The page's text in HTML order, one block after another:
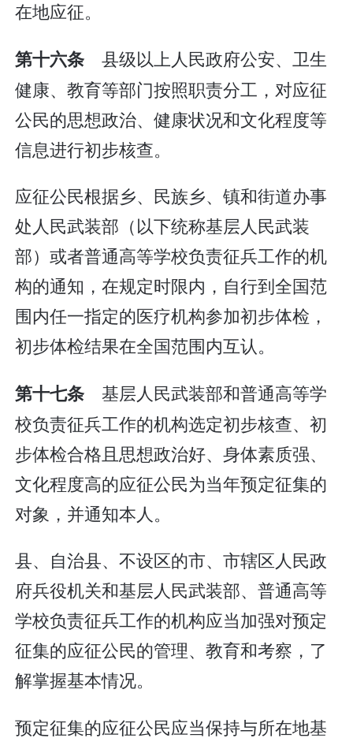
在地应征。
第十六条 县级以上人民政府公安、卫生
健康、教育等部门按照职责分工，对应征
公民的思想政治、健康状况和文化程度等
信息进行初步核查。
应征公民根据乡、民族乡、镇和街道办事
处人民武装部（以下统称基层人民武装
部）或者普通高等学校负责征兵工作的机
构的通知，在规定时限内，自行到全国范
围内任一指定的医疗机构参加初步体检，
初步体检结果在全国范围内互认。
第十七条 基层人民武装部和普通高等学
校负责征兵工作的机构选定初步核查、初
步体检合格且思想政治好、身体素质强、
文化程度高的应征公民为当年预定征集的
对象，并通知本人。
县、自治县、不设区的市、市辖区人民政
府兵役机关和基层人民武装部、普通高等
学校负责征兵工作的机构应当加强对预定
征集的应征公民的管理、教育和考察，了
解掌握基本情况。
预定征集的应征公民应当保持与所在地基